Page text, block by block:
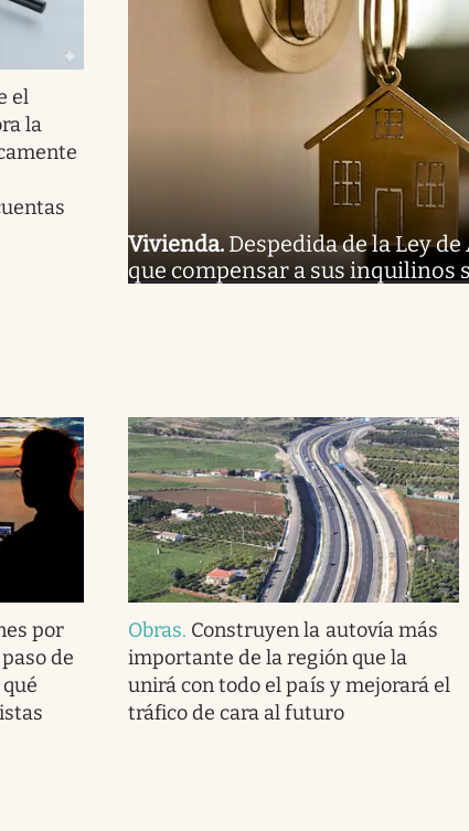
el
la
Vivienda. Despedida de la Ley
que compensar a sus inquilinos
por
de
Obras. Construyen la autovía más
importante de la región que la
unirá con todo el país y mejorará el
tráfico de cara al futuro